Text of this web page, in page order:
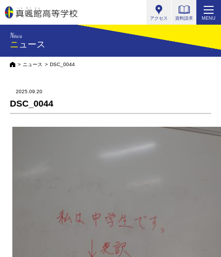
アクセス 資料請求 MENU
News
ニュース
HOMEニュース DSC_0044
2025.09.20
DSC_0044